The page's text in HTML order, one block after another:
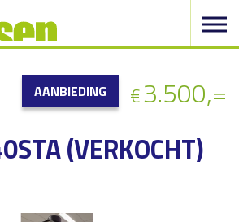
AANBIEDING €3.500,=
(VERKOCHT)